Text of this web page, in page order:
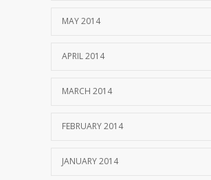
MAY 2014
APRIL 2014
MARCH 2014
FEBRUARY 2014
JANUARY 2014